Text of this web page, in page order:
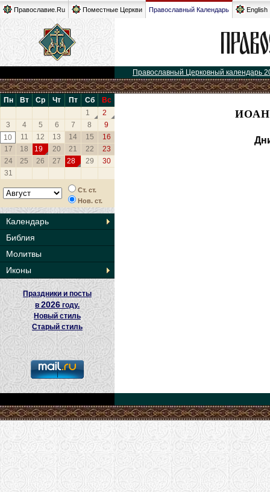
Православие.Ru Поместные Церкви Православный Календарь English
Православный Церковный календарь
Пн Вт Ср Чт Пт Сб
Вс
1
2
3
4 5 6 7 8
9
10
11 12 13 14 15
16
17
18 19 20 21 22
23
24
25 26 27 28 29
30
31
Ст. ст.
Нов. ст.
Календарь
Библия
Молитвы
Иконы
Праздники и посты
в2026 году.
Новый стиль
Старый стиль